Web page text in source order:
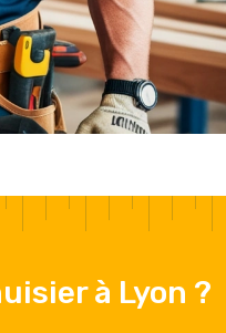
à Lyon ?